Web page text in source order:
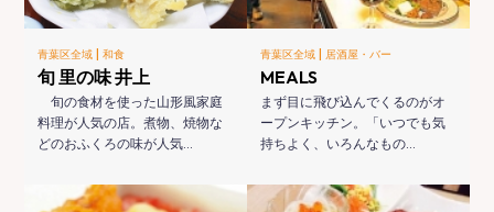
青葉区全域 |和食
旬 里の味 井上
旬の食材を使った山形風家庭
料理が人気の店。煮物、焼物な
どのおふくろの味が人気…
青葉区全域 | 居酒屋・バー
MEALS
まず目に飛び込んでくるのがオ
ープンキッチン。「いつでも気
持ちよく、いろんなもの…